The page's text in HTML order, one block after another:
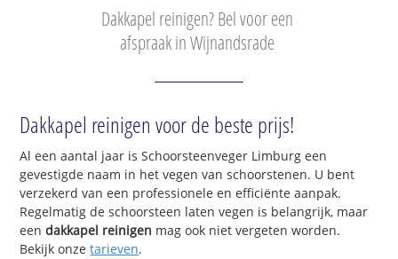
Dakkapel reinigen? Bel voor een
afspraak in Wijnandsrade
Dakkapel reinigen voor de beste prijs!
Al een aantal jaar is Schoorsteenveger Limburg een
gevestigde naam in het vegen van schoorstenen. U bent
verzekerd van een professionele en efficiënte aanpak.
Regelmatig de schoorsteen laten vegen is belangrijk, maar
eendakkapel reinigen mag ook niet vergeten worden.
Bekijk onzetarieven.